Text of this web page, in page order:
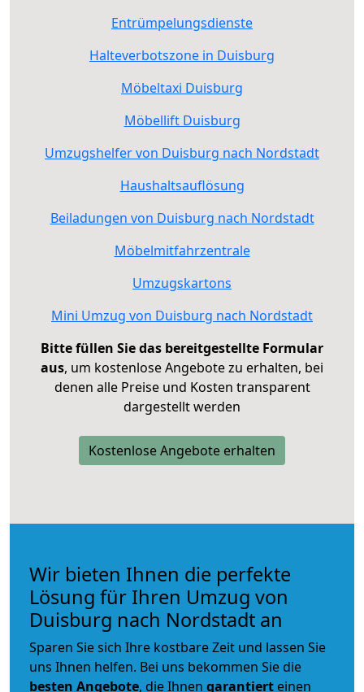
Entrümpelungsdienste
Halteverbotszone in Duisburg
Möbeltaxi Duisburg
Möbellift Duisburg
Umzugshelfer von Duisburg nach Nordstadt
Haushaltsauflösung
Beiladungen von Duisburg nach Nordstadt
Möbelmitfahrzentrale
Umzugskartons
Mini Umzug von Duisburg nach Nordstadt
Bitte füllen Sie das bereitgestellte Formular
aus, um kostenlose Angebote zu erhalten, bei
denen alle Preise und Kosten transparent
dargestellt werden
Kostenlose Angebote erhalten
Wir bieten Ihnen die perfekte
Lösung für Ihren Umzug von
Duisburg nach Nordstadt an
Sparen Sie sich Ihre kostbare Zeit und lassen Sie
uns Ihnen helfen. Bei uns bekommen Sie die
besten Angebote, die Ihnen garantiert einen